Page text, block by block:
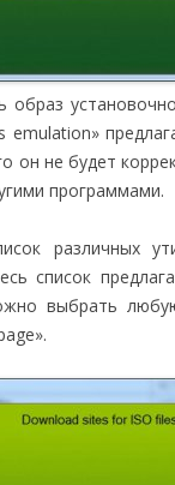
emulation»
он не будет
программами.
различных
список
выбрать